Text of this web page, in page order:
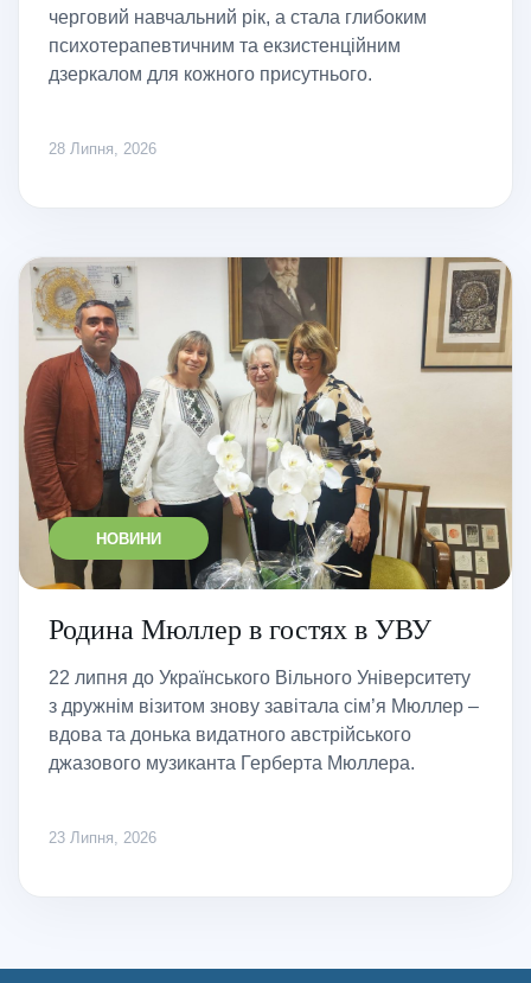
черговий навчальний рік, а стала глибоким
психотерапевтичним та екзистенційним
дзеркалом для кожного присутнього.
28 Липня, 2026
НОВИНИ
Родина Мюллер в гостях в УВУ
22 липня до Українського Вільного Університету
з дружнім візитом знову завітала сім’я Мюллер –
вдова та донька видатного австрійського
джазового музиканта Герберта Мюллера.
23 Липня, 2026